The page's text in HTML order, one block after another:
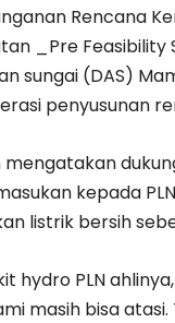
Rencana
_Pre
sungai (DAS)
penyusunan
kepada
listrik bersih
hydro PLN
masih bisa